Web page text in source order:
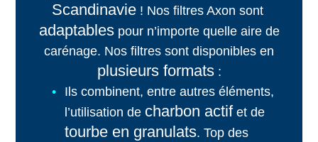
Scandinavie! Nos filtres Axon sont
adaptablespour n’importe quelle aire de
carénage. Nos filtres sont disponibles en
plusieurs formats:
Ils combinent, entre autres éléments,
l’utilisation de charbon actifet de
tourbe en granulats. Top des